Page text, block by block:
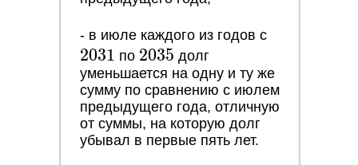
- в июле каждого из годов с
2031 по 2035
2035 долг
уменьшается на одну и ту же
сумму по сравнению с июлем
предыдущего года, отличную
от суммы, на которую долг
убывал в первые пять лет.